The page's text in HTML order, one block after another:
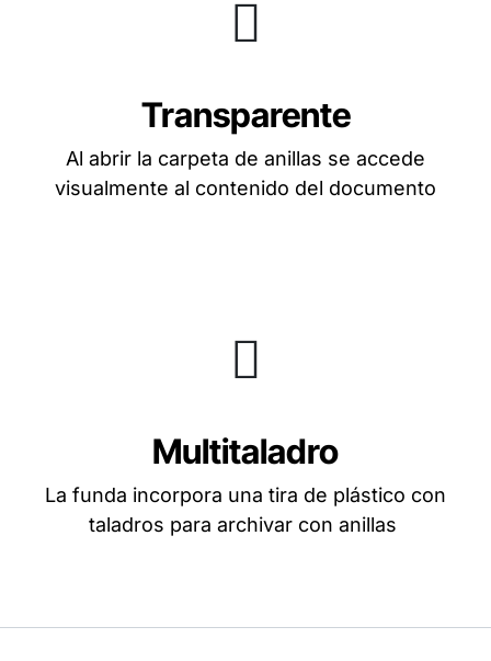
Transparente
Al abrir la carpeta de anillas se accede
visualmente al contenido del documento
Multitaladro
La funda incorpora una tira de plástico con
taladros para archivar con anillas